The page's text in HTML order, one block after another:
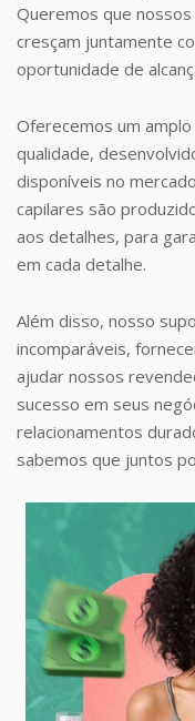
Queremos que
cresçam juntamente
oportunidade de
Oferecemos um
qualidade,
disponíveis no
capilares são
aos detalhes, para
em cada detalhe.
Além disso, nosso
incomparáveis,
ajudar nossos
sucesso em seus
relacionamentos
sabemos que juntos